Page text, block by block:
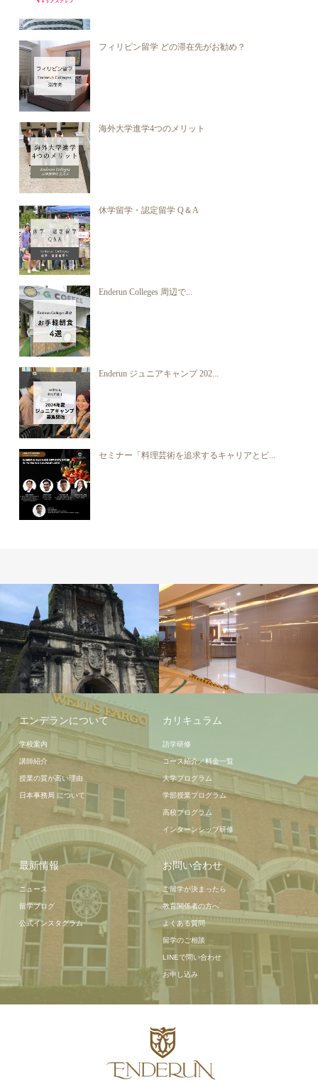
フィリピン留学 どの滞在先がお勧め？
海外大学進学4つのメリット
休学留学・認定留学 Q＆A
Enderun Colleges 周辺で...
Enderun ジュニアキャンプ 202...
セミナー「料理芸術を追求するキャリアとビ...
学校施設
エンデランについて
学校案内
講師紹介
授業の質が高い理由
日本事務局 について
カリキュラム
語学研修
コース紹介／料金一覧
大学プログラム
学部授業プログラム
高校プログラム
インターンシップ研修
最新情報
ニュース
留学ブログ
公式インスタグラム
お問い合わせ
ご留学が決まったら
教育関係者の方へ
よくある質問
留学のご相談
LINEで問い合わせ
お申し込み